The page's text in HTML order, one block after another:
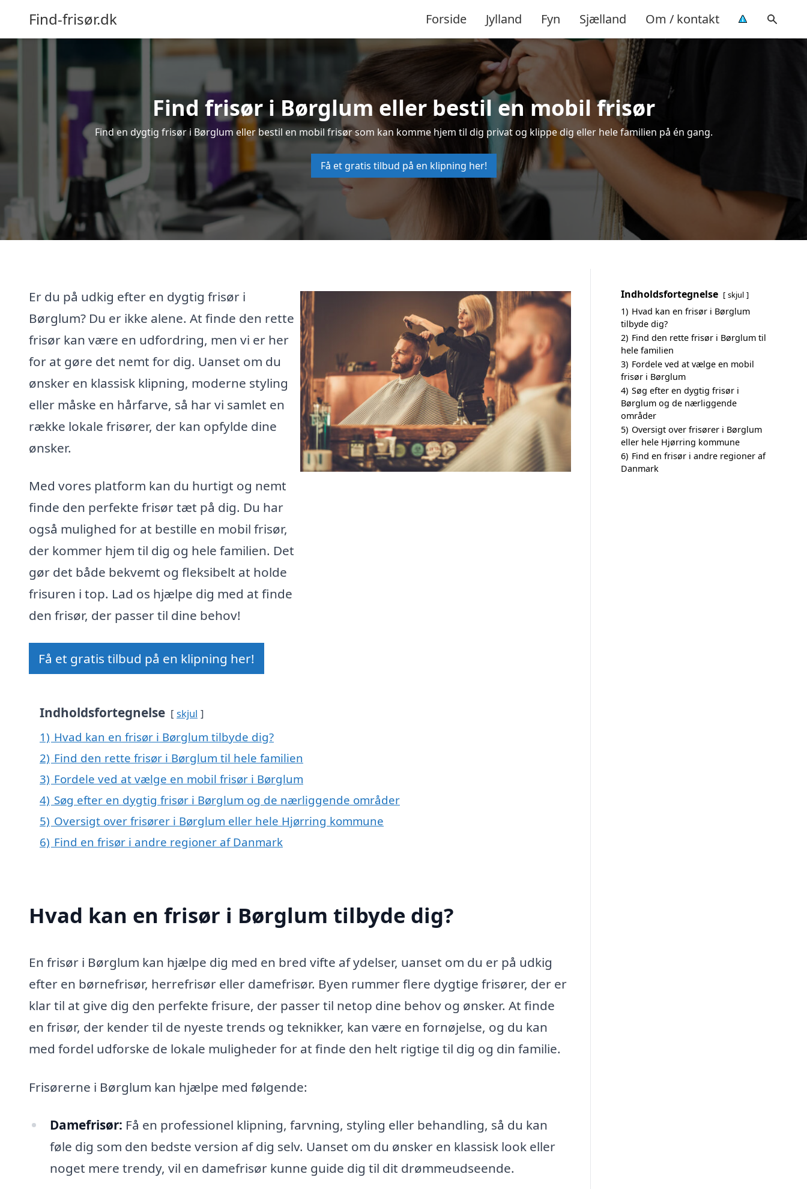
Find-frisør.dk Forside Jylland Fyn Sjælland Om / kontakt
Find frisør i Børglum eller bestil en mobil frisør
Find en dygtig frisør i Børglum eller bestil en mobil frisør som kan komme hjem til dig privat og klippe dig eller hele familien på én gang.
Få et gratis tilbud på en klipning her!
Er du på udkig efter en dygtig frisør i
Børglum? Du er ikke alene. At finde den rette
frisør kan være en udfordring, men vi er her
for at gøre det nemt for dig. Uanset om du
ønsker en klassisk klipning, moderne styling
eller måske en hårfarve, så har vi samlet en
række lokale frisører, der kan opfylde dine
ønsker.
Med vores platform kan du hurtigt og nemt
finde den perfekte frisør tæt på dig. Du har
også mulighed for at bestille en mobil frisør,
der kommer hjem til dig og hele familien. Det
gør det både bekvemt og fleksibelt at holde
frisuren i top. Lad os hjælpe dig med at finde
den frisør, der passer til dine behov!
Få et gratis tilbud på en klipning her!
Indholdsfortegnelse skjul
1) Hvad kan en frisør i Børglum tilbyde dig?
2) Find den rette frisør i Børglum til hele familien
3) Fordele ved at vælge en mobil frisør i Børglum
4) Søg efter en dygtig frisør i Børglum og de nærliggende områder
5) Oversigt over frisører i Børglum eller hele Hjørring kommune
6) Find en frisør i andre regioner af Danmark
Hvad kan en frisør i Børglum tilbyde dig?
En frisør i Børglum kan hjælpe dig med en bred vifte af ydelser, uanset om du er på udkig
efter en børnefrisør, herrefrisør eller damefrisør. Byen rummer flere dygtige frisører, der er
klar til at give dig den perfekte frisure, der passer til netop dine behov og ønsker. At finde
en frisør, der kender til de nyeste trends og teknikker, kan være en fornøjelse, og du kan
med fordel udforske de lokale muligheder for at finde den helt rigtige til dig og din familie.
Frisørerne i Børglum kan hjælpe med følgende:
Damefrisør: Få en professionel klipning, farvning, styling eller behandling, så du kan
føle dig som den bedste version af dig selv. Uanset om du ønsker en klassisk look eller
noget mere trendy, vil en damefrisør kunne guide dig til dit drømmeudseende.
Indholdsfortegnelse skjul
1) Hvad kan en frisør i Børglum
tilbyde dig?
2) Find den rette frisør i Børglum til
hele familien
3) Fordele ved at vælge en mobil
frisør i Børglum
4) Søg efter en dygtig frisør i
Børglum og de nærliggende
områder
5) Oversigt over frisører i Børglum
eller hele Hjørring kommune
6) Find en frisør i andre regioner af
Danmark